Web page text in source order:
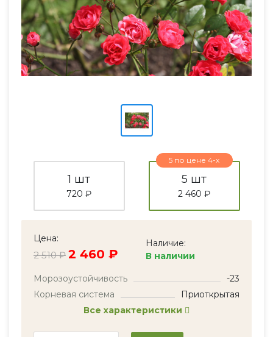
1 шт
720 ₽
5 по цене 4-х
5 шт
2 460 ₽
Цена:
2 510 ₽ 2 460 ₽
Наличие:
В наличии
Морозоустойчивость
-23
Корневая система
Приоткрытая
Все характеристики